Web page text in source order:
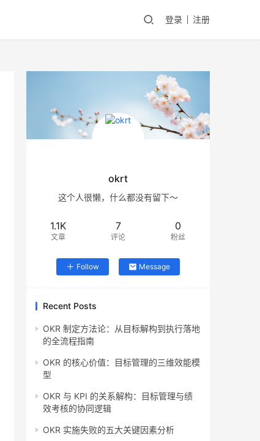
登录 注册
okrt
这个人很懒，什么都没有留下～
1.1K
文章
7
评论
0
粉丝
Follow Message
Recent Posts
OKR 制定方法论：从目标解构到执行落地
的全流程指南
OKR 的核心价值：目标管理的三维效能模
型
OKR 与 KPI 的关系解构：目标管理与绩
效考核的协同逻辑
OKR 实施失败的五大关键因素分析